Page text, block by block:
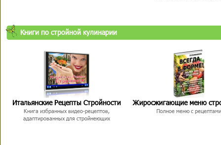
Книги по стройной кулинарии
Итальянские Рецепты Стройности
Книга избранных видео-рецептов,
адаптированных для стройнеющих
Жиросжигающие меню
Полное меню с рецептами